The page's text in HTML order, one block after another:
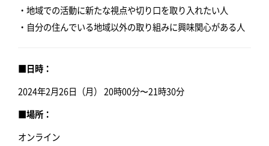
・地域での活動に新たな視点や切り口を取り入れたい人
・自分の住んでいる地域以外の取り組みに興味関心がある人
■日時：
2024年2月26日（月） 20時00分〜21時30分
■場所：
オンライン